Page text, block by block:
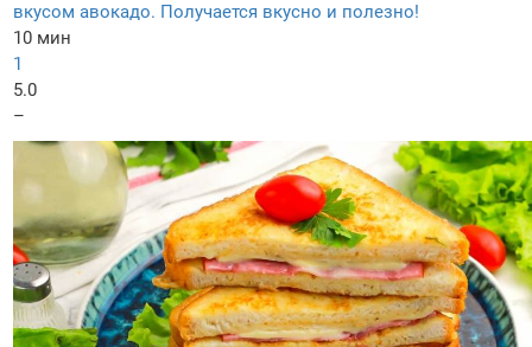
вкусом авокадо. Получается вкусно и полезно!
10 мин
1
5.0
–